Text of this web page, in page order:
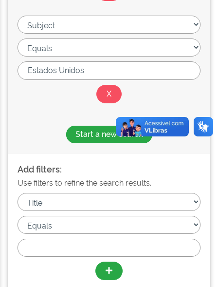
Start a new search
Add filters:
Use filters to refine the search results.